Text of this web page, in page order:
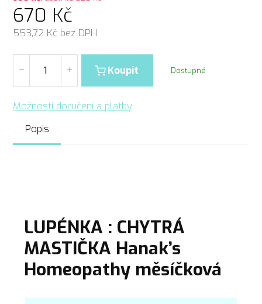
670 Kč
553,72 Kč bez DPH
Koupit Dostupné
Možnosti doručení a platby
Popis
LUPÉNKA : CHYTRÁ
MASTIČKA Hanak’s
Homeopathy měsíčková